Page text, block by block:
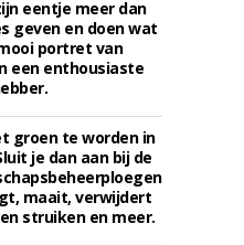
eentje meer dan
geven en doen wat
portret van
een enthousiaste
groen te worden in
je dan aan bij de
maait, verwijdert
struiken en meer.